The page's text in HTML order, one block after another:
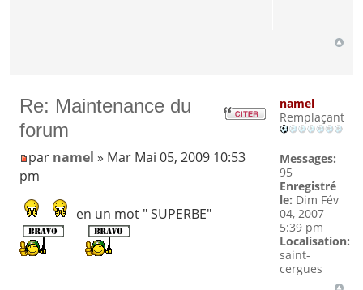
Re: Maintenance du
forum
par namel » Mar Mai 05, 2009 10:53
pm
en un mot " SUPERBE"
namel
Remplaçant
Messages:
95
Enregistré
le: Dim Fév
04, 2007
5:39 pm
Localisation:
saint-
cergues